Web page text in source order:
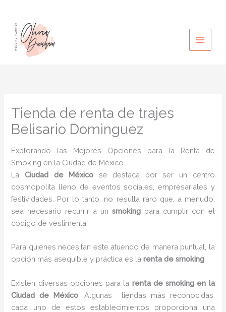
contenido
Tienda de renta de trajes
Belisario Dominguez
Explorando las Mejores Opciones para la Renta de
Smoking en la Ciudad de México
LaCiudad de México se destaca por ser un centro
cosmopolita lleno de eventos sociales, empresariales y
festividades. Por lo tanto, no resulta raro que, a menudo,
sea necesario recurrir a un smokingpara cumplir con el
código de vestimenta.
Para quienes necesitan este atuendo de manera puntual, la
opción más asequible y práctica es larenta de smoking
Existen diversas opciones para la renta de smoking en la
Ciudad de México . Algunas tiendas más reconocidas,
cada uno de estos establecimientos proporciona una